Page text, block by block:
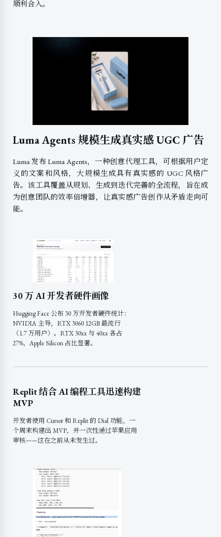
顺利合入。
Luma Agents 规模生成真实感 UGC 广告
Luma 发布 Luma Agents，一种创意代理工具，可根据用户定
义的文案和风格，大规模生成具有真实感的 UGC 风格广
告。该工具覆盖从规划、生成到迭代完善的全流程，旨在成
为创意团队的效率倍增器，让真实感广告创作从矛盾走向可
能。
30 万 AI 开发者硬件画像
Hugging Face 公布 30 万开发者硬件统计：
NVIDIA 主导，RTX 3060 12GB 最流行
（1.7 万用户）。RTX 30xx 与 40xx 各占
27%，Apple Silicon 占比显著。
Replit 结合 AI 编程工具迅速构建
MVP
开发者使用 Cursor 和 Replit 的 Dial 功能，一
个周末构建出 MVP，并一次性通过苹果应用
审核——这在之前从未发生过。